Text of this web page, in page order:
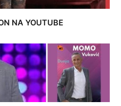
NA YOUTUBE